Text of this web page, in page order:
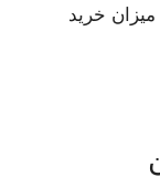
میزان خرید